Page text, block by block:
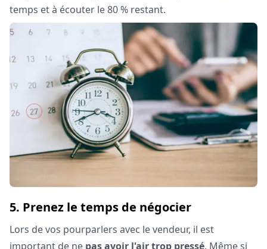
temps et à écouter le 80 % restant.
5. Prenez le temps de négocier
Lors de vos pourparlers avec le vendeur, il est
important de ne pas avoir l'air trop pressé. Même si